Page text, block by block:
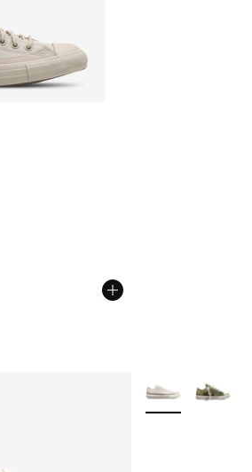
Prix en baisse de € 74,99 à
Plus de couleurs